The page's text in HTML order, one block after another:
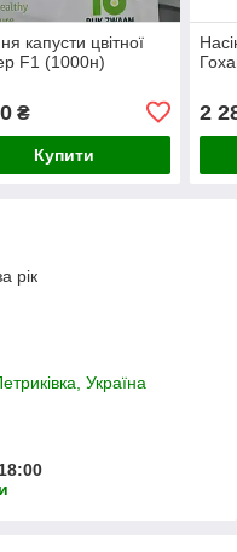
капусти цвітної
F1 (1000н)
₴
Купити
2
рік
Україна